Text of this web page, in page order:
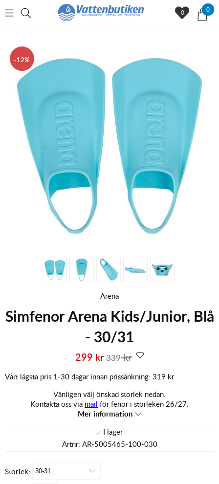
0
0
12
Arena
Simfenor Arena Kids/Junior, Blå
- 30/31
339kr
299 kr
Vårt lägsta pris 1-30 dagar innan prissänkning: 319 kr
Vänligen välj önskad storlek nedan.
Kontakta oss via mail för fenor i storleken 26/27.
Mer information
Artnr: AR-5005465-100-030
Storlek: